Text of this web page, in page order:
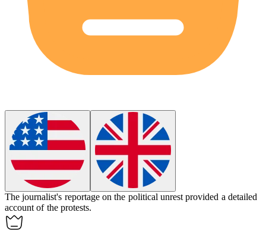
The journalist's reportage on the political unrest provided a detailed
account of the protests.